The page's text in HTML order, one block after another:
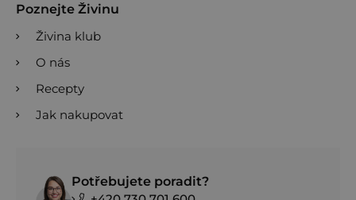
Poznejte Živinu
Živina klub
O nás
Recepty
Jak nakupovat
Potřebujete poradit?